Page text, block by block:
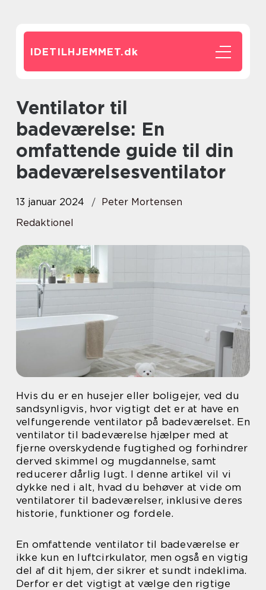
IDETILHJEMMET.dk
Ventilator til
badeværelse: En
omfattende guide til din
badeværelsesventilator
13 januar 2024
Peter Mortensen
Redaktionel
Hvis du er en husejer eller boligejer, ved du
sandsynligvis, hvor vigtigt det er at have en
velfungerende ventilator på badeværelset. En
ventilator til badeværelse hjælper med at
fjerne overskydende fugtighed og forhindrer
derved skimmel og mugdannelse, samt
reducerer dårlig lugt. I denne artikel vil vi
dykke ned i alt, hvad du behøver at vide om
ventilatorer til badeværelser, inklusive deres
historie, funktioner og fordele.
En omfattende ventilator til badeværelse er
ikke kun en luftcirkulator, men også en vigtig
del af dit hjem, der sikrer et sundt indeklima.
Derfor er det vigtigt at vælge den rigtige